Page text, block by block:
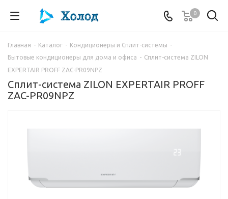
0
Главная - Каталог - Кондиционеры и Сплит-системы -
Бытовые кондиционеры для дома и офиса - Сплит-система ZILON
EXPERTAIR PROFF ZAC-PR09NPZ
Сплит-система ZILON EXPERTAIR PROFF
ZAC-PR09NPZ